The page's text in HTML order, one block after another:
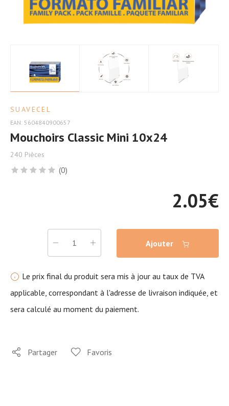
SUAVECEL
EAN: 5604840900657
Mouchoirs Classic Mini 10x24
240 Pièces
(0)
2.05€
Ajouter
Le prix final du produit sera mis à jour au taux de TVA
applicable, correspondant à l'adresse de livraison indiquée, et
sera calculé au moment du paiement.
Partager Favoris